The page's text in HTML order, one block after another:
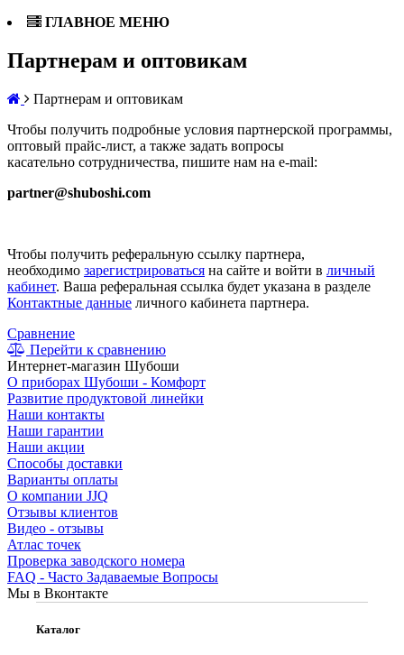
ГЛАВНОЕ МЕНЮ
Партнерам и оптовикам
Партнерам и оптовикам
Чтобы получить подробные условия партнерской программы,
оптовый прайс-лист, а также задать вопросы
касательно сотрудничества, пишите нам на e-mail:
partner@shuboshi.com
Чтобы получить реферальную ссылку партнера,
необходимо зарегистрироваться на сайте и войти в личный
кабинет. Ваша реферальная ссылка будет указана в разделе
Контактные данные личного кабинета партнера.
Сравнение
Перейти к сравнению
Интернет-магазин Шубоши
О приборах Шубоши - Комфорт
Развитие продуктовой линейки
Наши контакты
Наши гарантии
Наши акции
Способы доставки
Варианты оплаты
О компании JJQ
Отзывы клиентов
Видео - отзывы
Атлас точек
Проверка заводского номера
FAQ - Часто Задаваемые Вопросы
Мы в Вконтакте
Каталог